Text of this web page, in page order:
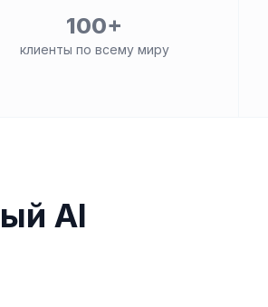
100+
клиенты по всему миру
AI